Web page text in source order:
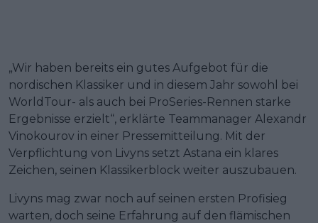
„Wir haben bereits ein gutes Aufgebot für die
nordischen Klassiker und in diesem Jahr sowohl bei
WorldTour- als auch bei ProSeries-Rennen starke
Ergebnisse erzielt“, erklärte Teammanager Alexandr
Vinokourov in einer Pressemitteilung. Mit der
Verpflichtung von Livyns setzt Astana ein klares
Zeichen, seinen Klassikerblock weiter auszubauen.
Livyns mag zwar noch auf seinen ersten Profisieg
warten, doch seine Erfahrung auf den flämischen